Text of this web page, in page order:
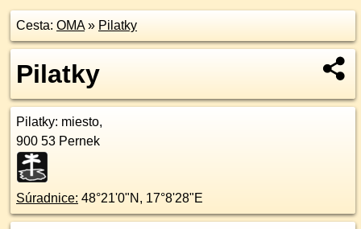
Cesta: OMA» Pilatky
Pilatky
Pilatky: miesto,
900 53 Pernek
Súradnice: 48°21'0"N , 17°8'28"E